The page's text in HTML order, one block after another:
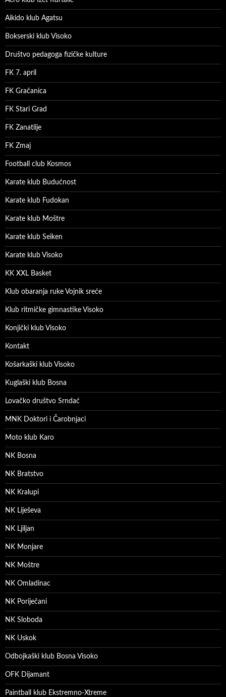
Aikido klub Agatsu
Bokserski klub Visoko
Društvo pedagoga fizičke kulture
FK 7. april
FK Gračanica
FK Stari Grad
FK Zanatlije
FK Zmaj
Football club Kosmos
Karate klub Budućnost
Karate klub Fudokan
Karate klub Moštre
Karate klub Seiken
Karate klub Visoko
KK XXL Basket
Klub obaranja ruke Vojnik sreće
Klub ritmičke gimnastike Visoko
Konjički klub Visoko
Kontakt
Košarkaški klub Visoko
Kuglaški klub Bosna
Lovačko društvo Srndać
MNK Doktori i Čarobnjaci
Moto klub Karo
NK Bosna
NK Bratstvo
NK Kralupi
NK Liješeva
NK Ljiljan
NK Monjare
NK Moštre
NK Omladinac
NK Poriječani
NK Sloboda
NK Uskok
Odbojkaški klub Bosna Visoko
OFK Dijamant
Paintball klub Ekstremno-Xtreme